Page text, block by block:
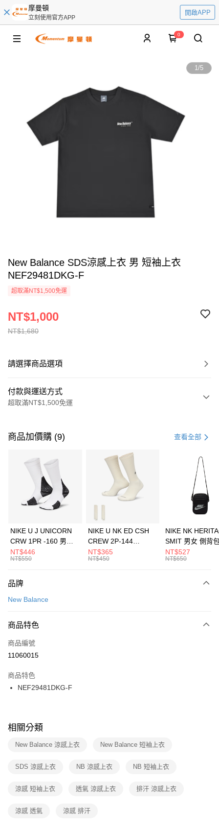
摩曼頓
立刻使用官方APP
開啟APP
0
1/5
New Balance SDS涼感上衣 男 短袖上衣
NEF29481DKG-F
超取滿NT$1,500免運
NT$1,680
NT$1,000
請選擇商品選項
付款與運送方式
超取滿NT$1,500免運
信用卡一次付款
3 期 0 利率 每期 21家銀行
合作金庫商業銀行
第一商業銀行
華南商業銀行
彰化商業銀行
上海商業儲蓄銀行
元大商業銀行
台灣樂天信用卡公司
Apple Pay
全盈+PAY
AFTEE先享後付
【關於「AFTEE先享後付」】
便利好安心！
３．安心：先確認商品／服務後，再付款。
【「AFTEE先享後付」結帳流程】
１．於結帳方式選擇「AFTEE先享後付」後，將跳轉至「AFTEE先享後付」
２．訂單成立數日內，您將收到繳費通知簡訊。
３．收到繳費通知簡訊後14天內，點擊此簡訊中的連結，可透過四大超商／
ATM／網路銀行／等多元方式進行付款，方視為交易完成。
※ 交易是否成功請以「AFTEE先享後付 」之結帳頁面顯示為準，若有關於
是否繳費成功／繳費後需取消欲退款等相關疑問，請聯繫「AFTEE先享後付
客戶支援中心」 https://netprotections.freshdesk.com/support/home
１．透過由恩沛科技股份有限公司提供之「AFTEE先享後付」服務完成之交
權轉讓予恩沛科技股份有限公司。
３．未成年的使用者請事先徵得法定代理人或監護人之同意方可使用
運送方式
每筆NT$100，滿NT$1,500(含以上)免運費
宅配
每筆NT$100，滿NT$1,500(含以上)免運費
付款後門市自取
每筆NT$100，滿NT$1,500(含以上)免運費
商品加價購 (9) 查看全部
NIKE U J UNICORN
CRW 1PR -160 男女
中統襪 FZ3393100
NT$446
NT$550
NIKE U NK ED CSH
CREW 2P-144
EMBRDY 男女 短統襪
FZ3073133
NT$365
NT$450
NIKE NK
SMIT 男女 側背
BA5871010
NT$527
NT$650
品牌
New Balance
商品特色
商品編號
11060015
商品特色
NEF29481DKG-F
相關分類
New Balance 涼感上衣 New Balance 短袖上衣
SDS 涼感上衣 NB 涼感上衣 NB 短袖上衣
涼感 短袖上衣 透氣 涼感上衣 排汗 涼感上衣
涼感 透氣 涼感 排汗